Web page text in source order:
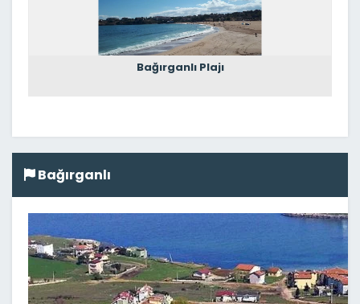
Bağırganlı
Bağırganlı Plajı